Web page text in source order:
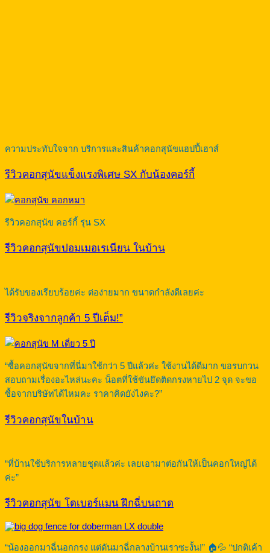
ความประทับใจจาก บริการและสินค้าคอกสุนัขแฮปปี้เฮาส์
รีวิวคอกสุนัขแข็งแรงพิเศษ SX กับน้องคอร์กี้
รีวิวคอกสุนัข คอร์กี้ รุ่น SX
รีวิวคอกสุนัขปอมเมอเรเนียน ในบ้าน
ได้รับของเรียบร้อยค่ะ ต่อง่ายมาก ขนาดกำลังดีเลยค่ะ
รีวิวจริงจากลูกค้า 5 ปีเต็ม!”
“ซื้อคอกสุนัขจากที่นี่มาใช้กว่า 5 ปีแล้วค่ะ ใช้งานได้ดีมาก ขอรบกวน
สอบถามเรื่องอะไหล่นะคะ น็อตที่ใช้ขันยึดติดกรงหายไป 2 จุด จะขอ
ซื้อจากบริษัทได้ไหมคะ ราคาคิดยังไงคะ?”
รีวิวคอกสุนัขในบ้าน
“ที่บ้านใช้บริการหลายชุดแล้วค่ะ เลยเอามาต่อกันให้เป็นคอกใหญ่ได้
ค่ะ”
รีวิวคอกสุนัข โดเบอร์แมน ฝึกฉี่บนถาด
“น้องออกมาฉี่นอกกรง แต่ดันมาฉี่กลางบ้านเราซะงั้น!” 🏠💦 “ปกติเค้า